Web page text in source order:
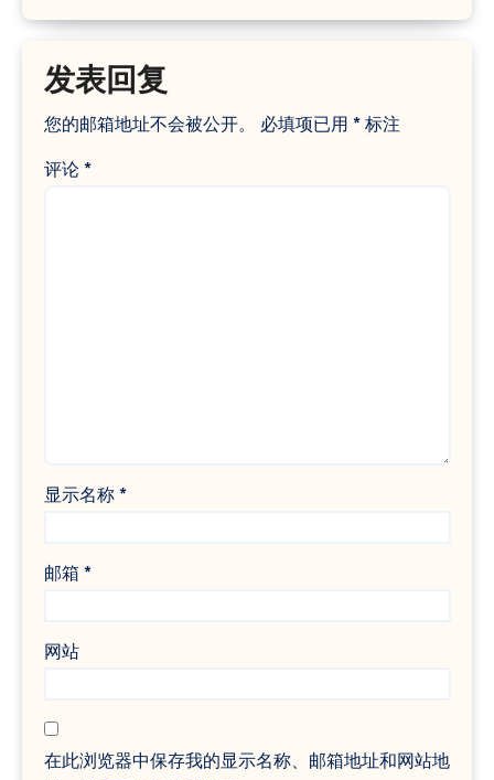
发表回复
您的邮箱地址不会被公开。 必填项已用 *标注
评论 *
显示名称 *
邮箱 *
网站
在此浏览器中保存我的显示名称、邮箱地址和网站地